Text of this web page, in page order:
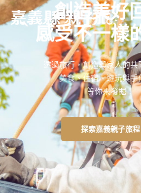
創造美好
感受不一樣
透過旅行，創造與家人的共
美食、住宿、遊玩與手
等你來發掘！
探索嘉義親子旅程